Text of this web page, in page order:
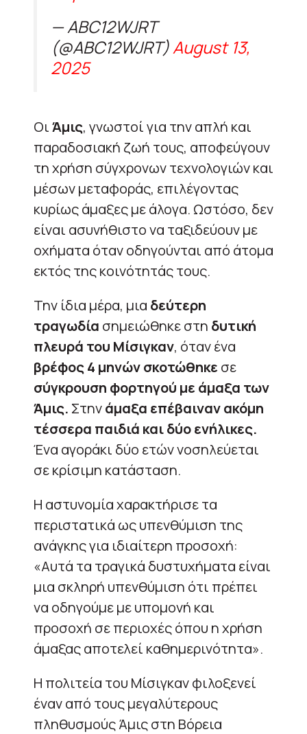
— ABC12WJRT
(@ABC12WJRT)August 13,
2025
ΟιΆμις, γνωστοί για την απλή και
παραδοσιακή ζωή τους, αποφεύγουν
τη χρήση σύγχρονων τεχνολογιών και
μέσων μεταφοράς, επιλέγοντας
κυρίως άμαξες με άλογα. Ωστόσο, δεν
είναι ασυνήθιστο να ταξιδεύουν με
οχήματα όταν οδηγούνται από άτομα
εκτός της κοινότητάς τους.
Την ίδια μέρα, μια δεύτερη
τραγωδία σημειώθηκε στη δυτική
πλευρά του Μίσιγκαν, όταν ένα
βρέφος 4 μηνών σκοτώθηκεσε
σύγκρουση φορτηγού με άμαξα των
Άμις. Στηνάμαξα επέβαιναν ακόμη
τέσσερα παιδιά και δύο ενήλικες.
Ένα αγοράκι δύο ετών νοσηλεύεται
σε κρίσιμη κατάσταση.
Η αστυνομία χαρακτήρισε τα
περιστατικά ως υπενθύμιση της
ανάγκης για ιδιαίτερη προσοχή:
«Αυτά τα τραγικά δυστυχήματα είναι
μια σκληρή υπενθύμιση ότι πρέπει
να οδηγούμε με υπομονή και
προσοχή σε περιοχές όπου η χρήση
άμαξας αποτελεί καθημερινότητα».
Η πολιτεία του Μίσιγκαν φιλοξενεί
έναν από τους μεγαλύτερους
πληθυσμούς Άμις στη Βόρεια